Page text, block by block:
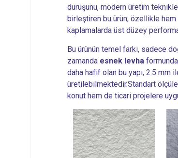
duruşunu, modern üretim
birleştiren bu ürün, özellikle hem
kaplamalarda üst düzey
Bu ürünün temel farkı, sadece
zamanda esnek levha
daha hafif olan bu yapı, 2.5 mm
üretilebilmektedir.Standart
konut hem de ticari projelere